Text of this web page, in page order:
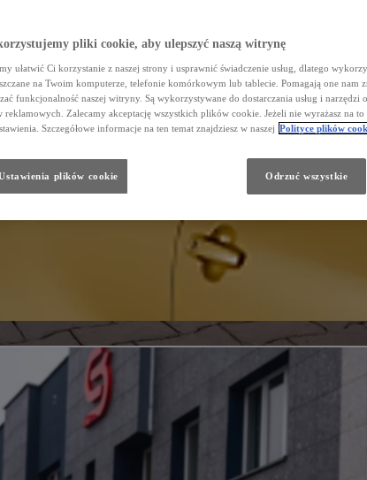
pliki cookie, aby ulepszyć naszą witrynę
ułatwić Ci korzystanie z naszej strony i usprawnić świadczenie usług, dlatego
na Twoim komputerze, telefonie komórkowym lub tablecie. Pomagają one nam
funkcjonalność naszej witryny. Są wykorzystywane do dostarczania usług i narzędzi
reklamowych. Zalecamy akceptację wszystkich plików cookie. Jeżeli nie wyrażasz na to
Szczegółowe informacje na ten temat znajdziesz w naszej Polityce plików
plików cookie Odrzuć wszystkie